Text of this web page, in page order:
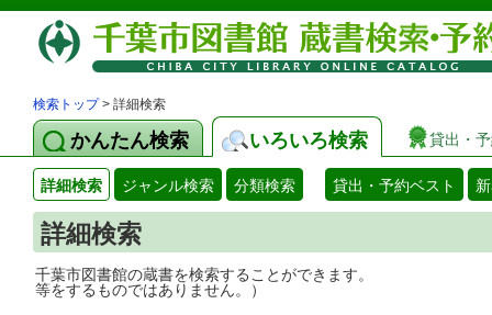
検索トップ> 詳細検索
かんたん検索 いろいろ検索 貸出・
詳細検索 ジャンル検索 分類検索 貸出・予約ベスト
詳細検索
千葉市図書館の蔵書を検索することがで
等をするものではありません。）